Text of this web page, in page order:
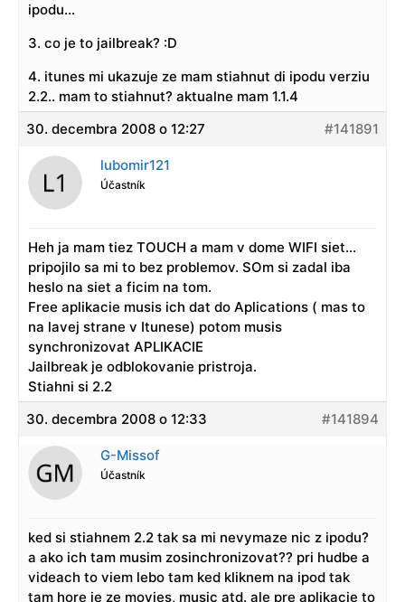
ipodu…
3. co je to jailbreak? :D
4. itunes mi ukazuje ze mam stiahnut di ipodu verziu
2.2.. mam to stiahnut? aktualne mam 1.1.4
30. decembra 2008 o 12:27
#141891
lubomir121
Účastník
Heh ja mam tiez TOUCH a mam v dome WIFI siet…
pripojilo sa mi to bez problemov. SOm si zadal iba
heslo na siet a ficim na tom.
Free aplikacie musis ich dat do Aplications ( mas to
na lavej strane v Itunese) potom musis
synchronizovat APLIKACIE
Jailbreak je odblokovanie pristroja.
Stiahni si 2.2
30. decembra 2008 o 12:33
#141894
G-Missof
Účastník
ked si stiahnem 2.2 tak sa mi nevymaze nic z ipodu?
a ako ich tam musim zosinchronizovat?? pri hudbe a
videach to viem lebo tam ked kliknem na ipod tak
tam hore je ze movies, music atd. ale pre aplikacie to